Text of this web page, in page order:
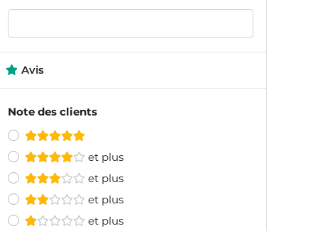
Avis
Note des clients
et plus
et plus
et plus
et plus